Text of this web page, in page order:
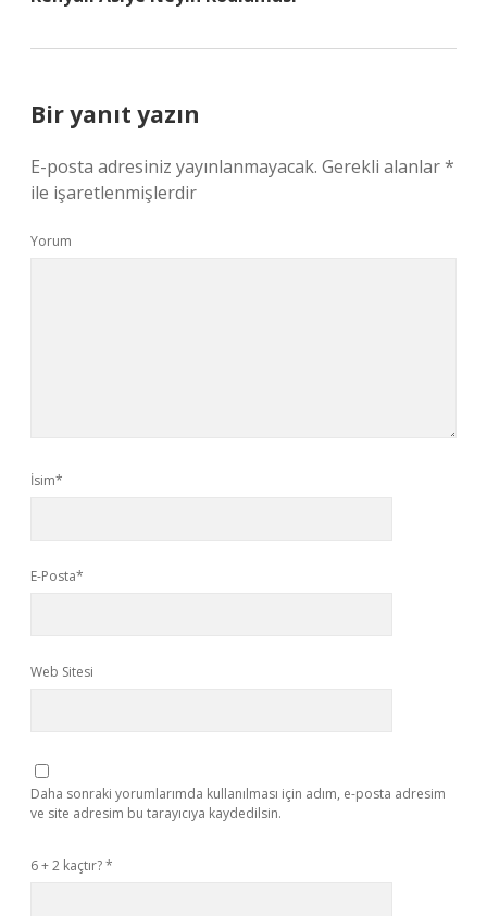
Bir yanıt yazın
E-posta adresiniz yayınlanmayacak. Gerekli alanlar*
ile işaretlenmişlerdir
Yorum
İsim*
E-Posta*
Web Sitesi
Daha sonraki yorumlarımda kullanılması için adım, e-posta adresim
ve site adresim bu tarayıcıya kaydedilsin.
6 + 2 kaçtır?*